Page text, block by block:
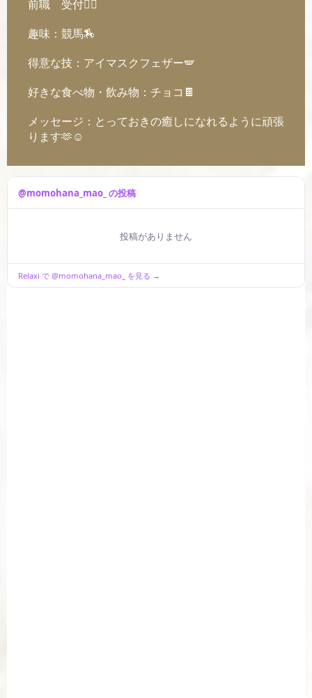
前職 受付💁‍♀️
趣味：競馬🏇
得意な技：アイマスクフェザー🪽
好きな食べ物・飲み物：チョコ🍫
メッセージ：とっておきの癒しになれるように頑張
ります🫶☺️